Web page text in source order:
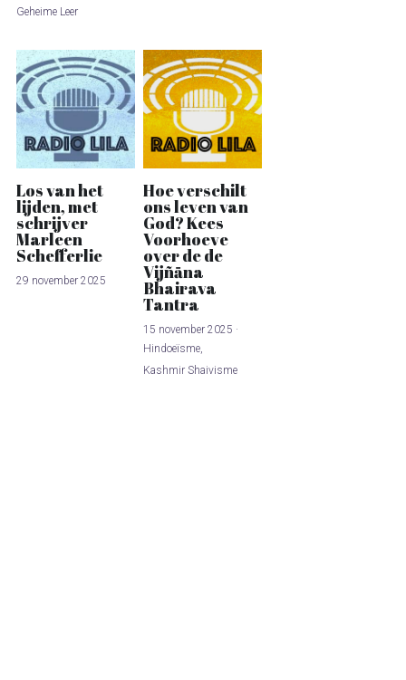
Geheime Leer
Los van het
lijden, met
schrijver
Marleen
Schefferlie
29 november 2025
Hoe verschilt
ons leven van
God? Kees
Voorhoeve
over de de
Vijñāna
Bhairava
Tantra
15 november 2025 ·
Hindoeïsme,
Kashmir Shaivisme